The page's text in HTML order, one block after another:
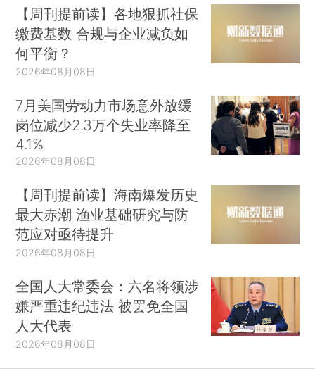
【周刊提前读】各地狠抓社保
缴费基数 合规与企业减负如
何平衡？
2026年08月08日
7月美国劳动力市场意外放缓
岗位减少2.3万个失业率降至
4.1%
2026年08月08日
【周刊提前读】海南爆发历史
最大赤潮 渔业基础研究与防
范应对亟待提升
2026年08月08日
全国人大常委会：六名将领涉
嫌严重违纪违法 被罢免全国
人大代表
2026年08月08日